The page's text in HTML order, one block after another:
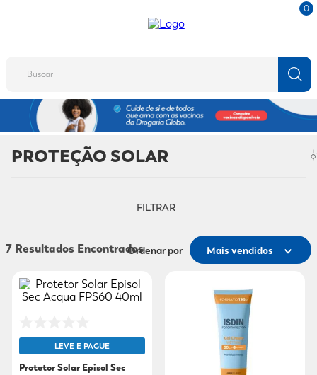
0
TERMOS MAIS BUSCADOS
2º
protetor solar
7º
mounjaro
9º
sabonete líquido
10º adeforte turbo
PROTEÇÃO SOLAR
FILTRAR
7 Ordenar por Mais vendidos
LEVE E PAGUE
Protetor Solar Episol Sec